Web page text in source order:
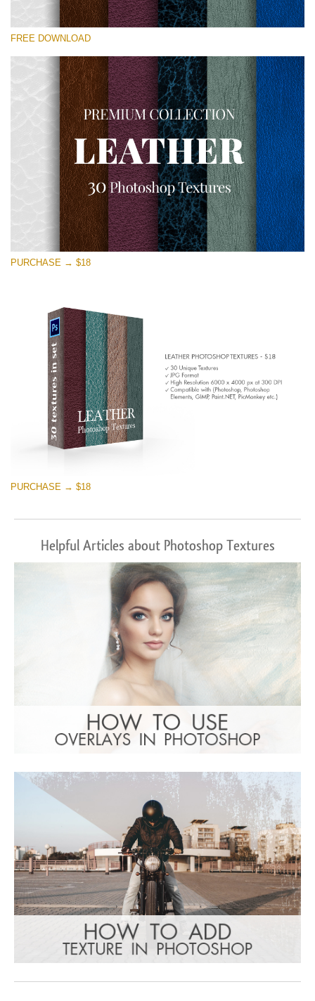
Proszę wybrać
Small 800*533px
Real Leather
(30 Textures)
Large 6000*4000px
Entire Collection
(1783 Overlays)
Large 6000*4000px
Darmowe Pobieranie
FREE DOWNLOAD
PURCHASE → $18
PURCHASE → $18
Helpful Articles about Photoshop Textures